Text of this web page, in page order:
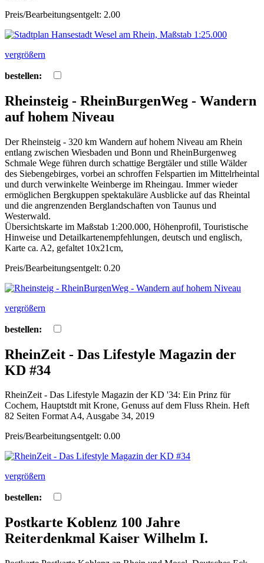
Preis/Bearbeitungsentgelt: 2.00
vergrößern
bestellen:
Rheinsteig - RheinBurgenWeg - Wandern
auf hohem Niveau
Der Rheinsteig - 320 km Wandern auf hohem Niveau am Rhein
entlang zwischen Wiesbaden und Bonn und RheinBurgenweg
Schmale Wege führen durch schattige Bergtäler und stille Wälder
des Siebengebirges, vorbei an schroffen Felspartien im Mittelrheintal
und durch verwinkelte Weinberge im Rheingau. Immer wieder
ermöglichen Bergkuppen spektakuläre Ausblicke auf das Rheintal
und die angrenzenden Berglandschaften von Taunus und
Westerwald.
Übersichtskarte im Maßstab 1:200.000, Höhenprofil, Touristische
Hinweise und Detailkartenempfehlungen, deutsch und englisch,
Karte ca. A2, gefaltet 10x21cm,
Preis/Bearbeitungsentgelt: 0.20
vergrößern
bestellen:
RheinZeit - Das Lifestyle Magazin der
KD #34
RheinZeit - Das Lifestyle Magazin der KD '34: Ein Prinz für
Cochem, Hauptstdt mit Krone, Genuss auf dem Fluss Rhein. Heft
82 Seiten Format A4, Ausgabe 34, 2019
Preis/Bearbeitungsentgelt: 0.00
vergrößern
bestellen:
Postkarte Koblenz 100 Jahre
Reiterdenkmal Kaiser Wilhelm I.